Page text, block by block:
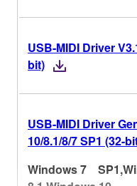
USB-MIDI Driver
bit)
USB-MIDI Driver
10/8.1/8/7 SP1 (32-
Windows 7